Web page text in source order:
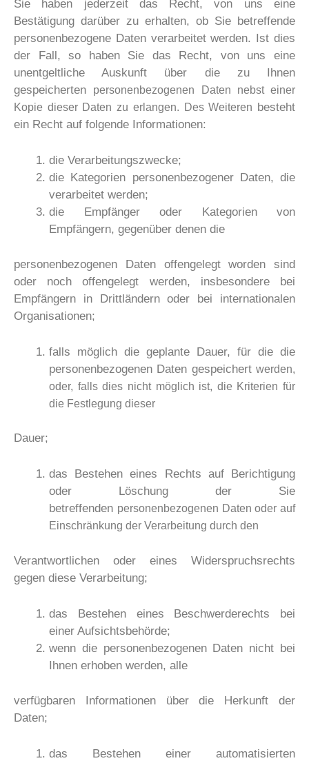
Sie haben jederzeit das Recht, von uns eine
Bestätigung darüber zu erhalten, ob Sie betreffende
personenbezogene Daten verarbeitet werden. Ist dies
der Fall, so haben Sie das Recht, von uns eine
unentgeltliche Auskunft über die zu Ihnen
gespeicherten
personenbezogenen Daten nebst einer
Kopie dieser Daten zu erlangen. Des Weiteren besteht
ein Recht auf folgende Informationen:
die Verarbeitungszwecke;
die Kategorien personenbezogener Daten, die
verarbeitet werden;
die Empfänger oder Kategorien von
Empfängern, gegenüber denen die
personenbezogenen Daten offengelegt worden sind
oder noch offengelegt werden, insbesondere bei
Empfängern in Drittländern oder bei internationalen
Organisationen;
falls möglich die geplante Dauer, für die die
personenbezogenen Daten gespeichert werden,
oder, falls dies nicht möglich ist, die Kriterien für
die Festlegung dieser
Dauer;
das Bestehen eines Rechts auf Berichtigung
oder Löschung der Sie
betreffenden personenbezogenen Daten oder auf
Einschränkung der Verarbeitung durch den
Verantwortlichen oder eines Widerspruchsrechts
gegen diese Verarbeitung;
das Bestehen eines Beschwerderechts bei
einer Aufsichtsbehörde;
wenn die personenbezogenen Daten nicht bei
Ihnen erhoben werden, alle
verfügbaren Informationen über die Herkunft der
Daten;
das Bestehen einer automatisierten